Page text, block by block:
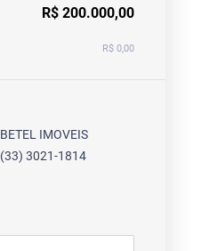
R$ 200.000,00
R$ 0,00
BETEL IMOVEIS
(33) 3021-1814